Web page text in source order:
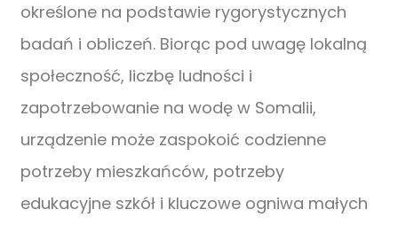
określone na podstawie rygorystycznych
badań i obliczeń. Biorąc pod uwagę lokalną
społeczność, liczbę ludności i
zapotrzebowanie na wodę w Somalii,
urządzenie może zaspokoić codzienne
potrzeby mieszkańców, potrzeby
edukacyjne szkół i kluczowe ogniwa małych